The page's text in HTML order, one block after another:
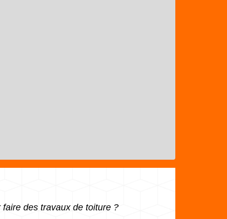
des travaux de toiture ?